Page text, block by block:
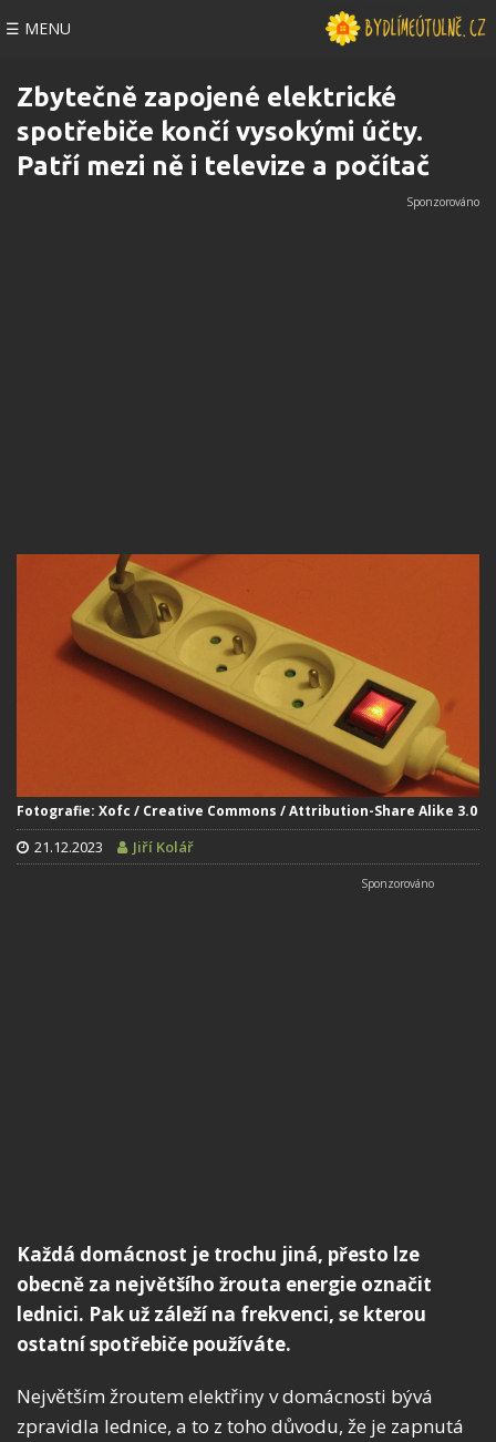
☰ MENU
Zbytečně zapojené elektrické
spotřebiče končí vysokými účty.
Patří mezi ně i televize a počítač
Fotografie: Xofc / Creative Commons / Attribution-Share Alike 3.0
21.12.2023 Jiří Kolář
Každá domácnost je trochu jiná, přesto lze
obecně za největšího žrouta energie označit
lednici. Pak už záleží na frekvenci, se kterou
ostatní spotřebiče používáte.
Největším žroutem elektřiny v domácnosti bývá
zpravidla lednice, a to z toho důvodu, že je zapnutá